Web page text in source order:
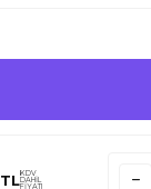
TLKDV
DAHİL
FİYATI